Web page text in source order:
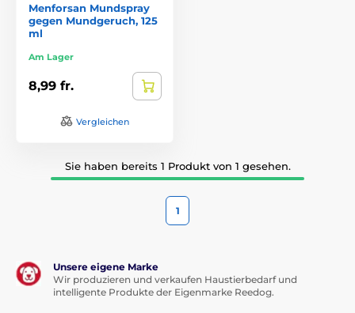
Menforsan Mundspray
gegen Mundgeruch, 125
ml
Am Lager
8,99 fr.
Vergleichen
Sie haben bereits 1 Produkt von 1 gesehen.
1
Unsere eigene Marke
Wir produzieren und verkaufen Haustierbedarf und
intelligente Produkte der Eigenmarke Reedog.